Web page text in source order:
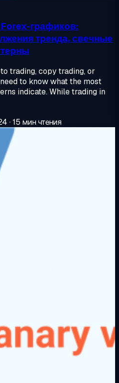
графиков:
тренда, свечные
trading, copy trading, or
to know what the most
indicate. While trading in
·15 мин чтения